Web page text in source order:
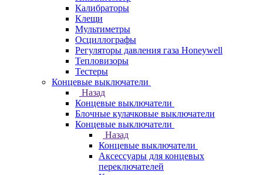
Калибраторы
Клещи
Мультиметры
Осциллографы
Регуляторы давления газа Honeywell
Тепловизоры
Тестеры
Концевые выключатели
Назад
Концевые выключатели
Блочные кулачковые выключатели
Концевые выключатели
Назад
Концевые выключатели
Аксессуары для концевых
переключателей